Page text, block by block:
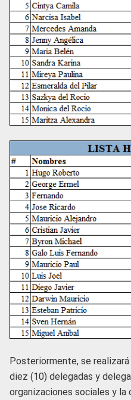
Posteriormente, se
diez (10) delegadas y
organizaciones sociales y la